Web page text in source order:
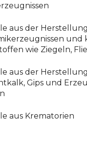
aus der
und
wie Ziegeln,
aus der
Gips und
aus Krematorien